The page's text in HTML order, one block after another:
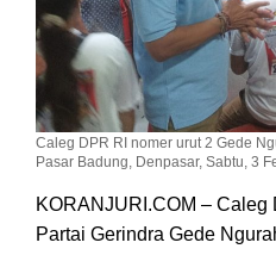
Caleg DPR RI nomer urut 2 Gede
Pasar Badung, Denpasar, Sabtu, 3
KORANJURI.COM – Caleg
Partai Gerindra Gede